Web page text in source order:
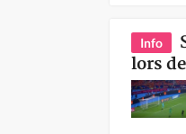
Info
lors